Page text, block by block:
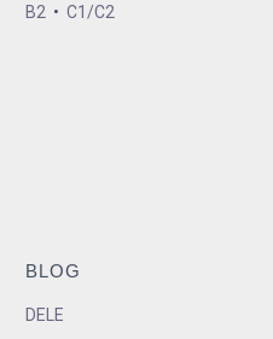
B2 • C1/C2
BLOG
DELE